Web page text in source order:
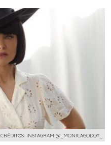
CRÉDITOS: INSTAGRAM @_MONICAGODOY_